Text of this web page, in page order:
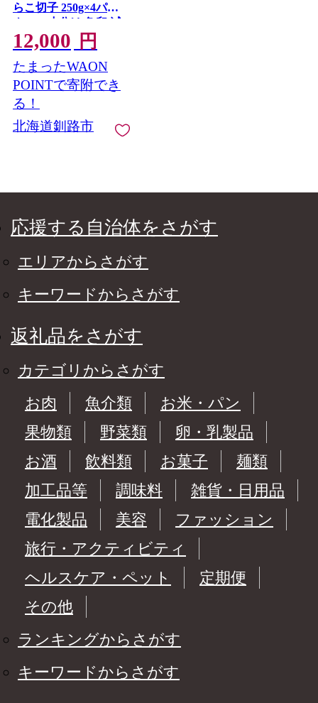
らこ切子 250g×4パッ
ク 1kg 小分け 魚卵 減
塩 塩分制限 タラコ だ
し 出汁 ダシ たらこ 海
鮮 おかず お弁当 魚介
白米 F4F-5116
12,000 円
たまったWAON
POINTで寄附でき
る！
北海道釧路市
応援する自治体をさがす
エリアからさがす
キーワードからさがす
返礼品をさがす
カテゴリからさがす
お肉
魚介類
お米・パン
果物類
野菜類
卵・乳製品
お酒
飲料類 お菓子
麺類
加工品等
調味料
雑貨・日用品
電化製品
美容
ファッション
旅行・アクティビティ
ヘルスケア・ペット
定期便
その他
ランキングからさがす
キーワードからさがす